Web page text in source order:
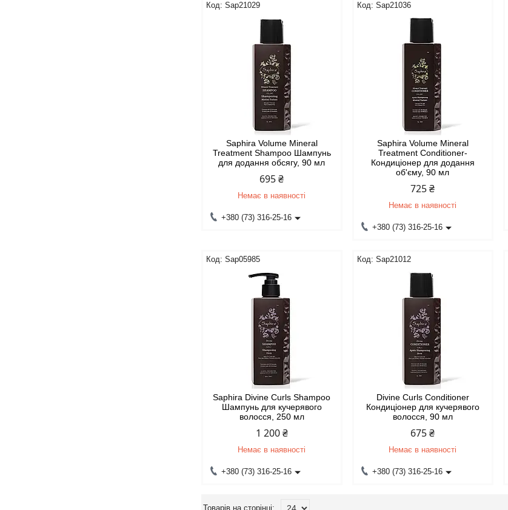
Sap21029
Saphira Volume Mineral
Treatment Shampoo Шампунь
для додання обсягу, 90 мл
695 ₴
Немає в наявності
+380 (73) 316-25-16
Sap21036
Saphira Volume Mineral
Treatment Conditioner-
Кондиціонер для додання
об'єму, 90 мл
725 ₴
Немає в наявності
+380 (73) 316-25-16
Sap05985
Saphira Divine Curls Shampoo
Шампунь для кучерявого
волосся, 250 мл
1 200 ₴
Немає в наявності
+380 (73) 316-25-16
Sap21012
Divine Curls Conditioner
Кондиціонер для кучерявого
волосся, 90 мл
675 ₴
Немає в наявності
+380 (73) 316-25-16